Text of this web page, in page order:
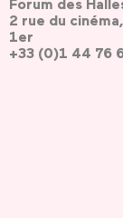
Forum des
2 rue du
1er
+33 (0)1 44 76